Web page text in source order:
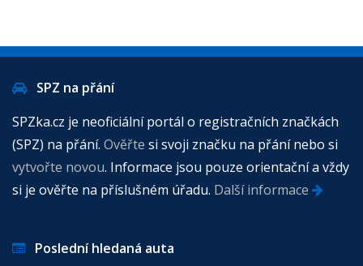
SPZ na přání
SPZka.cz je neoficiální portál o registračních značkách
(SPZ) na přání. Ověřte si svoji značku na přání nebo si
vytvořte novou. Informace jsou pouze orientační a vždy
si je ověřte na příslušném úřadu. Další informace
Poslední hledaná auta